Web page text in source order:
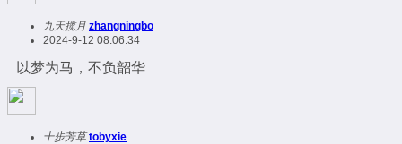
九天揽月 zhangningbo
2024-9-12 08:06:34
以梦为马，不负韶华
十步芳草 tobyxie